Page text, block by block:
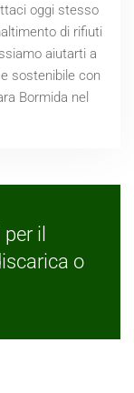
oggi stesso
di rifiuti
aiutarti a
sostenibile con
Bormida nel
il
o